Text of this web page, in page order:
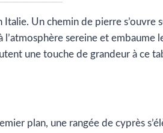
Italie. Un chemin de pierre s’ouvre
sereine et embaume
une touche de grandeur à ce
plan, une rangée de cyprès